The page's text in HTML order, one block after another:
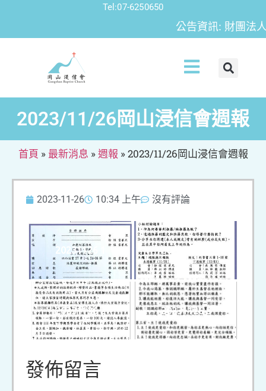
Tel:07-6250650
公告資訊: 財團法人
2023/11/26岡山浸信會週報
首頁 » 最新消息 »週報 »2023/11/26岡山浸信會週報
2023-11-26 10:34 上午 沒有評論
20231126 1 20231126 4
20231126 2 20231126 3
發佈留言